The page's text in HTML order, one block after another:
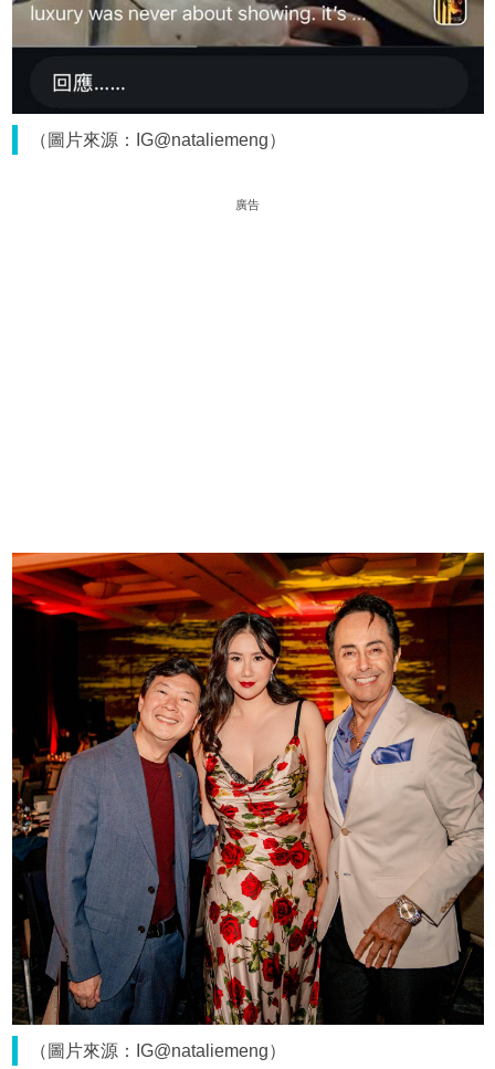
（圖片來源：IG@nataliemeng）
廣告
（圖片來源：IG@nataliemeng）